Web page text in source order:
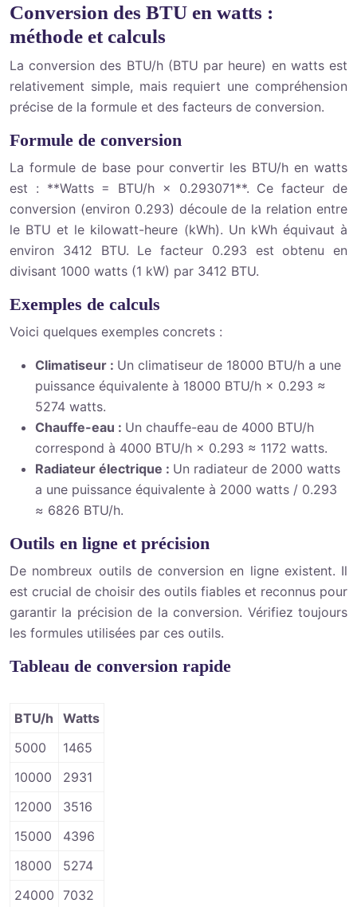
Conversion des BTU en watts :
méthode et calculs
La conversion des BTU/h (BTU par heure) en watts est
relativement simple, mais requiert une compréhension
précise de la formule et des facteurs de conversion.
Formule de conversion
La formule de base pour convertir les BTU/h en watts
est : **Watts = BTU/h × 0.293071**. Ce facteur de
conversion (environ 0.293) découle de la relation entre
le BTU et le kilowatt-heure (kWh). Un kWh équivaut à
environ 3412 BTU. Le facteur 0.293 est obtenu en
divisant 1000 watts (1 kW) par 3412 BTU.
Exemples de calculs
Voici quelques exemples concrets :
Climatiseur : Un climatiseur de 18000 BTU/h a une
puissance équivalente à 18000 BTU/h × 0.293 ≈
5274 watts.
Chauffe-eau : Un chauffe-eau de 4000 BTU/h
correspond à 4000 BTU/h × 0.293 ≈ 1172 watts.
Radiateur électrique : Un radiateur de 2000 watts
a une puissance équivalente à 2000 watts / 0.293
≈ 6826 BTU/h.
Outils en ligne et précision
De nombreux outils de conversion en ligne existent. Il
est crucial de choisir des outils fiables et reconnus pour
garantir la précision de la conversion. Vérifiez toujours
les formules utilisées par ces outils.
Tableau de conversion rapide
BTU/h
Watts
5000
1465
10000
2931
12000
3516
15000
4396
18000
5274
24000 7032